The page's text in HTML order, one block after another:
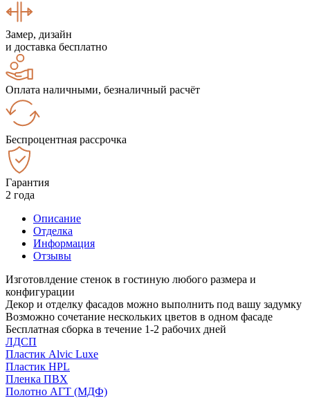
Замер, дизайн
и доставка бесплатно
Оплата наличными, безналичный расчёт
Беспроцентная рассрочка
Гарантия
2 года
Описание
Отделка
Информация
Отзывы
Изготовлдение стенок в гостиную любого размера и
конфигурации
Декор и отделку фасадов можно выполнить под вашу задумку
Возможно сочетание нескольких цветов в одном фасаде
Бесплатная сборка в течение 1-2 рабочих дней
ЛДСП
Пластик Alvic Luxe
Пластик HPL
Пленка ПВХ
Полотно АГТ (МДФ)